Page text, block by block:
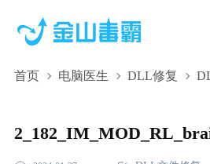
首页 电脑医生 DLL修复